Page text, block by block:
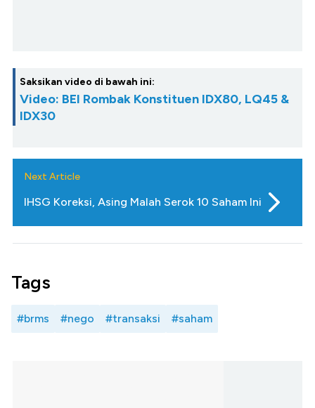
Saksikan video di bawah ini:
Video: BEI Rombak Konstituen IDX80, LQ45 &
IDX30
Next Article
IHSG Koreksi, Asing Malah Serok 10 Saham Ini
Tags
#brms #nego #transaksi #saham